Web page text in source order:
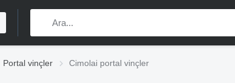
Portal vinçler Cimolai portal vinçler